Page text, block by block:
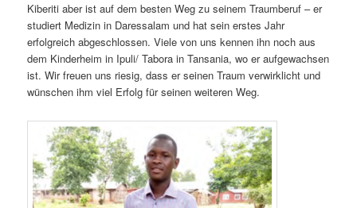
Kiberiti aber ist auf dem besten Weg zu seinem Traumberuf – er
studiert Medizin in Daressalam und hat sein erstes Jahr
erfolgreich abgeschlossen. Viele von uns kennen ihn noch aus
dem Kinderheim in Ipuli/ Tabora in Tansania, wo er aufgewachsen
ist. Wir freuen uns riesig, dass er seinen Traum verwirklicht und
wünschen ihm viel Erfolg für seinen weiteren Weg.